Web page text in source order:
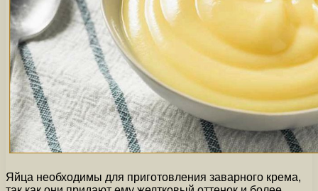
Яйца необходимы для приготовления заварного крема,